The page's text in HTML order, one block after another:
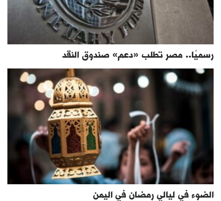
رسميًا.. مصر تطلب «دعم» صندوق النقد
الضوء في ليالي رمضان في اليمن